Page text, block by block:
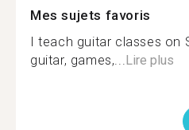
Mes sujets favoris
I teach guitar classes on
guitar, games,...Lire plus